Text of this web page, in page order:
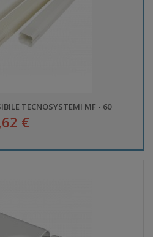
TECNOSYSTEMI MF - 60
€